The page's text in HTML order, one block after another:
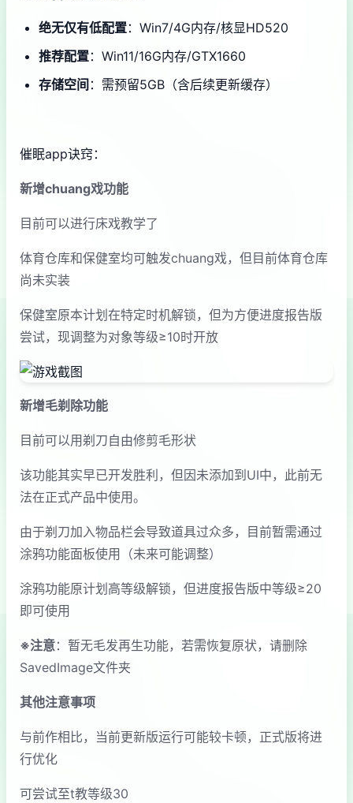
​绝无仅有低配置​​：Win7/4G内存/核显HD520
​推荐配置​​：Win11/16G内存/GTX1660
​存储空间​ ​：需预留5GB（含后续更新缓存）
催眠app诀窍：
新增chuang戏功能
目前可以进行床戏教学了
体育仓库和保健室均可触发chuang戏，但目前体育仓库
尚未实装
保健室原本计划在特定时机解锁，但为方便进度报告版
尝试，现调整为对象等级≥10时开放
新增毛剃除功能
目前可以用剃刀自由修剪毛形状
该功能其实早已开发胜利，但因未添加到UI中，此前无
法在正式产品中使用。
由于剃刀加入物品栏会导致道具过众多，目前暂需通过
涂鸦功能面板使用（未来可能调整）
涂鸦功能原计划高等级解锁，但进度报告版中等级≥20
即可使用
※注意：暂无毛发再生功能，若需恢复原状，请删除
SavedImage文件夹
其他注意事项
与前作相比，当前更新版运行可能较卡顿，正式版将进
行优化
可尝试至t教等级30